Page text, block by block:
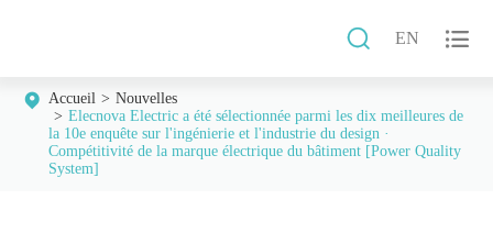
 EN 
Accueil
Nouvelles
Elecnova Electric a été sélectionnée parmi les dix meilleures de
la 10e enquête sur l'ingénierie et l'industrie du design ·
Compétitivité de la marque électrique du bâtiment [Power Quality
System]